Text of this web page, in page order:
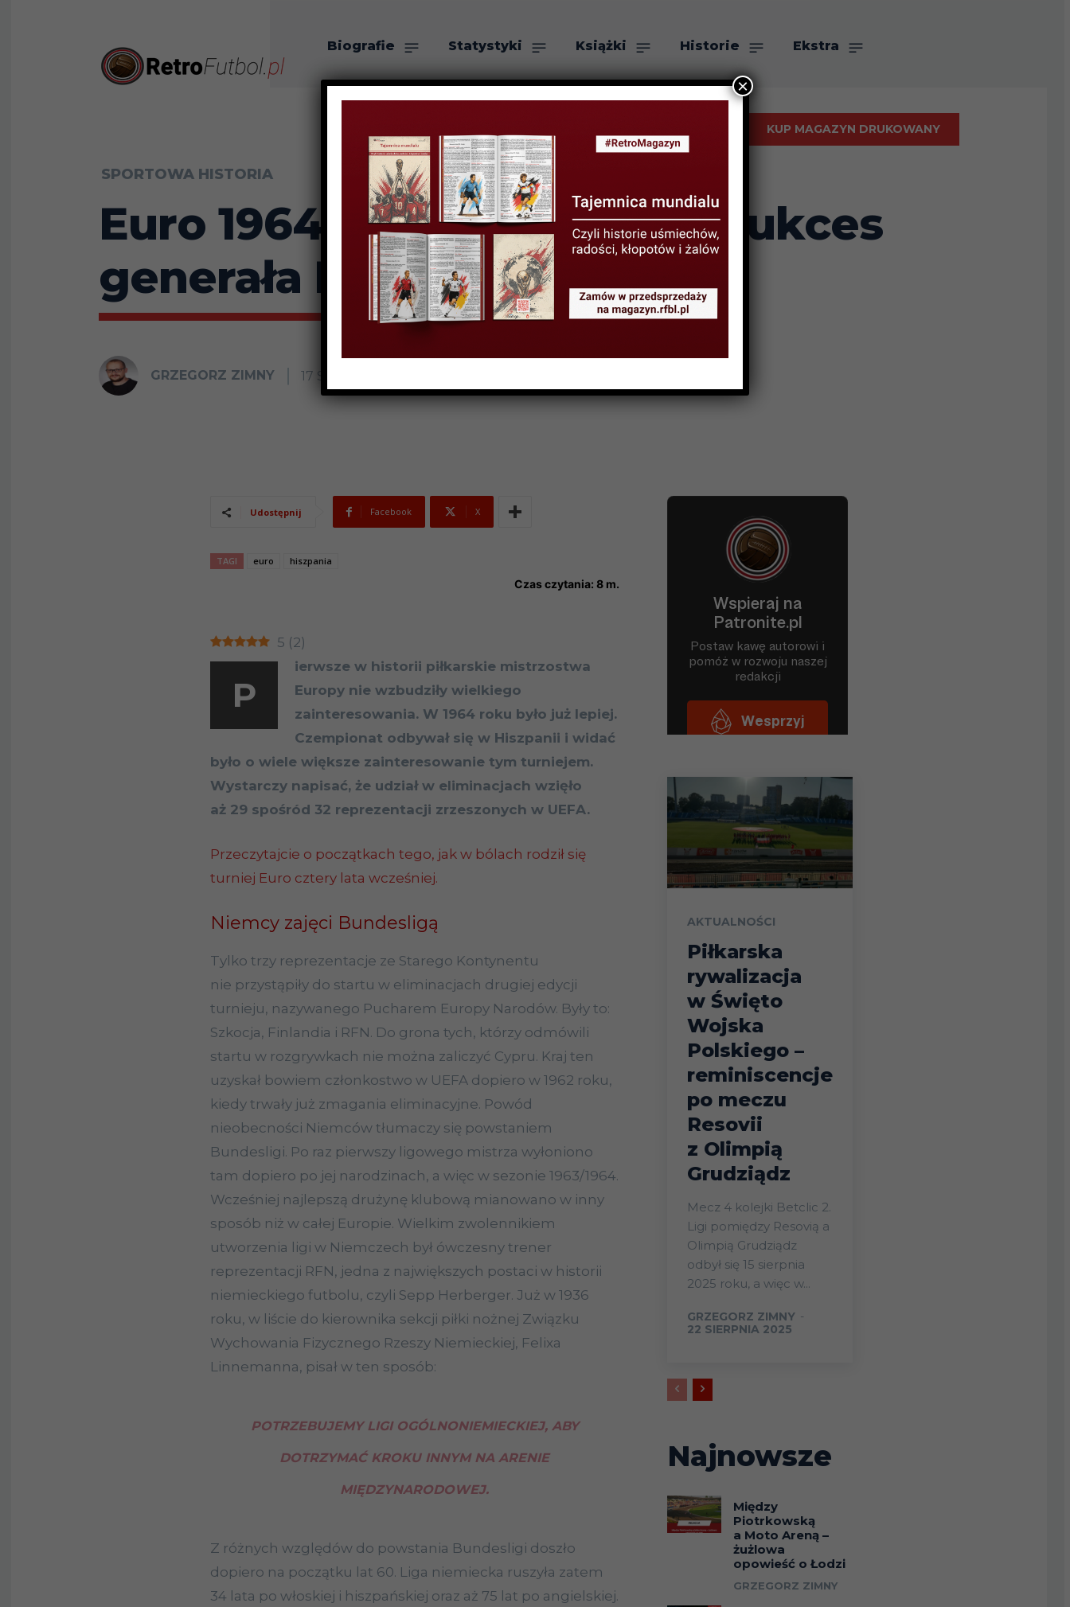
Biografie Statystyki Książki Historie Ekstra
O nas
KUP MAGAZYN DRUKOWANY
SPORTOWA HISTORIA
Euro 1964 i propagandowy sukces
generała Franco
GRZEGORZ ZIMNY 17 SIERPNIA 2018
Udostępnij Facebook X
TAGI euro hiszpania
Czas czytania: 8 m.
5 (2)
P
ierwsze w historii piłkarskie mistrzostwa
Europy nie wzbudziły wielkiego
zainteresowania. W 1964 roku było już lepiej.
Czempionat odbywał się w Hiszpanii i widać
było o wiele większe zainteresowanie tym turniejem.
Wystarczy napisać, że udział w eliminacjach wzięło
aż 29 spośród 32 reprezentacji zrzeszonych w UEFA.
Przeczytajcie o początkach tego, jak w bólach rodził się
turniej Euro cztery lata wcześniej.
Niemcy zajęci Bundesligą
Tylko trzy reprezentacje ze Starego Kontynentu
nie przystąpiły do startu w eliminacjach drugiej edycji
turnieju, nazywanego Pucharem Europy Narodów. Były to:
Szkocja, Finlandia i RFN. Do grona tych, którzy odmówili
startu w rozgrywkach nie można zaliczyć Cypru. Kraj ten
uzyskał bowiem członkostwo w UEFA dopiero w 1962 roku,
kiedy trwały już zmagania eliminacyjne. Powód
nieobecności Niemców tłumaczy się powstaniem
Bundesligi. Po raz pierwszy ligowego mistrza wyłoniono
tam dopiero po jej narodzinach, a więc w sezonie 1963/1964.
Wcześniej najlepszą drużynę klubową mianowano w inny
sposób niż w całej Europie. Wielkim zwolennikiem
utworzenia ligi w Niemczech był ówczesny trener
reprezentacji RFN, jedna z największych postaci w historii
niemieckiego futbolu, czyli Sepp Herberger. Już w 1936
roku, w liście do kierownika sekcji piłki nożnej Związku
Wychowania Fizycznego Rzeszy Niemieckiej, Felixa
Linnemanna, pisał w ten sposób:
POTRZEBUJEMY LIGI OGÓLNONIEMIECKIEJ, ABY
DOTRZYMAĆ KROKU INNYM NA ARENIE
MIĘDZYNARODOWEJ.
Z różnych względów do powstania Bundesligi doszło
dopiero na początku lat 60. Liga niemiecka ruszyła zatem
34 lata po włoskiej i hiszpańskiej oraz aż 75 lat po angielskiej.
AKTUALNOŚCI
Piłkarska
rywalizacja
w Święto
Wojska
Polskiego –
reminiscencje
po meczu
Resovii
z Olimpią
Grudziądz
Mecz 4 kolejki Betclic 2.
Ligi pomiędzy Resovią a
Olimpią Grudziądz
odbył się 15 sierpnia
2025 roku, a więc w...
GRZEGORZ ZIMNY -
22 SIERPNIA 2025
Najnowsze
Między
Piotrkowską
a Moto Areną –
żużlowa
opowieść o Łodzi
GRZEGORZ ZIMNY
×